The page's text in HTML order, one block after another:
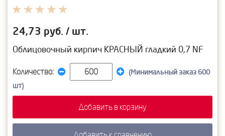
24,73 руб. / шт.
Облицовочный кирпич КРАСНЫЙ гладкий 0,7 NF
Количество:
(Минимальный заказ 600
шт)
Добавить в корзину